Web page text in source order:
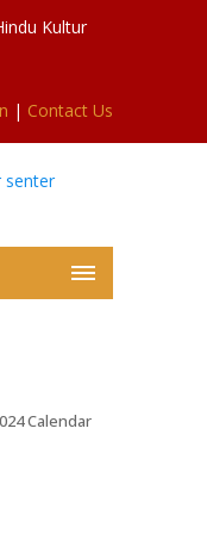
Kultur
| Contact Us
Calendar